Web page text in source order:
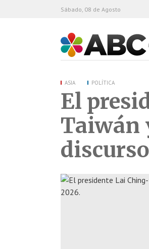
ABC
Sábado, 08 de Agosto
ASIA POLÍTICA
El
Taiwán